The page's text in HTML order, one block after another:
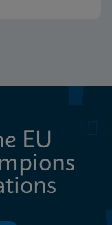
EU